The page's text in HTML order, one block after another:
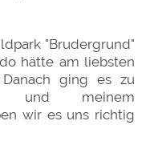
"Brudergrund"
hätte am liebsten
ging es zu
und meinem
wir es uns richtig